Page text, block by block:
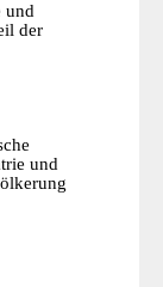
und
der
und